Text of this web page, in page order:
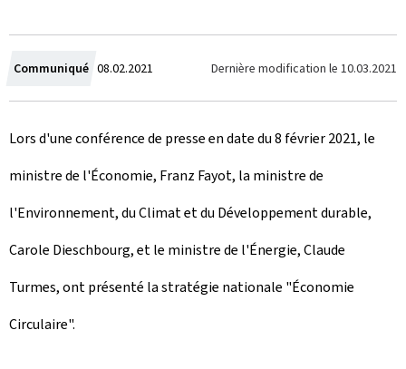
Communiqué C
r
é
e
l
e
08.02.2021 Dernière modification le 10.03.2021
Lors d'une conférence de presse en date du 8 février 2021, le
ministre de l'Économie, Franz Fayot, la ministre de
l'Environnement, du Climat et du Développement durable,
Carole Dieschbourg, et le ministre de l'Énergie, Claude
Turmes, ont présenté la stratégie nationale "Économie
Circulaire".